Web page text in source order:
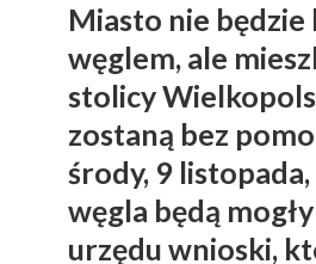
Miasto nie
węglem, ale
stolicy
zostaną bez
środy, 9 listopada,
węgla będą
urzędu wnioski,